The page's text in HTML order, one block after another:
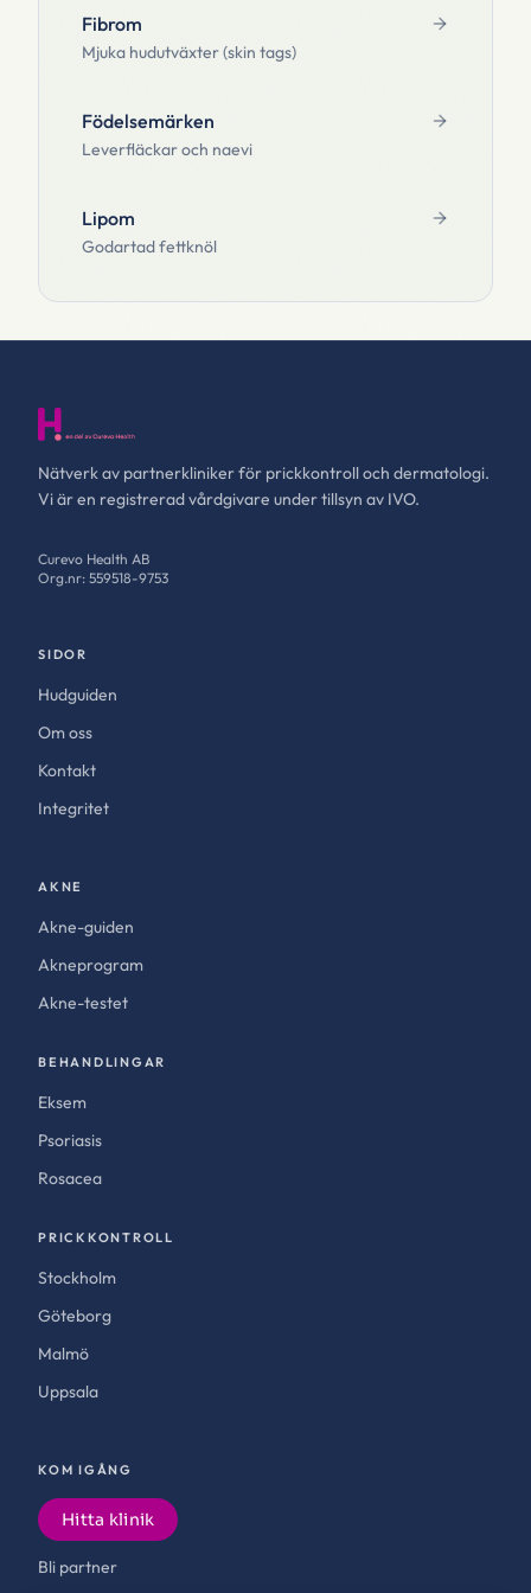
Fibrom
Mjuka hudutväxter (skin tags)
Födelsemärken
Leverfläckar och naevi
Lipom
Godartad fettknöl
Nätverk av partnerkliniker för prickkontroll och dermatologi.
Vi är en registrerad vårdgivare under tillsyn av IVO.
Curevo Health AB
Org.nr: 559518-9753
SIDOR
Hudguiden
Om oss
Kontakt
Integritet
AKNE
Akne-guiden
Akneprogram
Akne-testet
BEHANDLINGAR
Eksem
Psoriasis
Rosacea
PRICKKONTROLL
Stockholm
Göteborg
Malmö
Uppsala
KOM IGÅNG
Hitta klinik
Bli partner